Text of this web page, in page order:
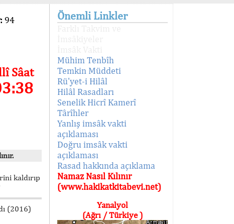
94
Sâat
kaldırıp
(2016)
Önemli Linkler
Mühim Tenbîh
Temkin Müddeti
Rü'yet-i Hilâl
Hilâl Rasadları
Senelik Hicrî Kamerî
Târîhler
Yanlış imsâk vakti
açıklaması
Doğru imsâk vakti
açıklaması
Rasad hakkında açıklama
Namaz Nasıl Kılınır
(www.hakikatkitabevi.net)
Yanalyol
(Ağrı / Türkiye )